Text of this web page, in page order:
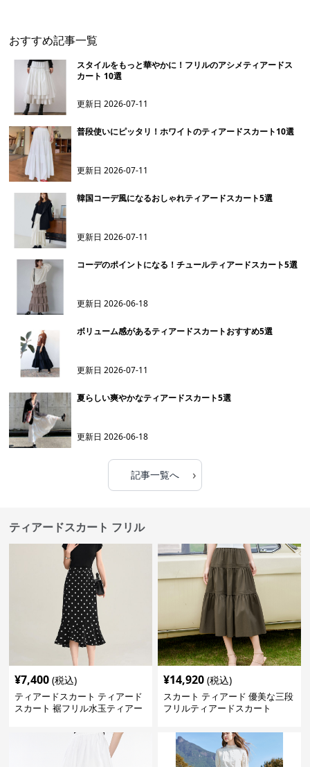
おすすめ記事一覧
スタイルをもっと華やかに！フリルのアシメティアードス
カート 10選
更新日2026-07-11
普段使いにピッタリ！ホワイトのティアードスカート10選
更新日2026-07-11
韓国コーデ風になるおしゃれティアードスカート5選
更新日2026-07-11
コーデのポイントになる！チュールティアードスカート5選
更新日2026-06-18
ボリューム感があるティアードスカートおすすめ5選
更新日2026-07-11
夏らしい爽やかなティアードスカート5選
更新日2026-06-18
記事一覧へ ›
ティアードスカート フリル
¥7,400 (税込)
ティアードスカート ティアード
スカート 裾フリル水玉ティアー
¥14,920 (税込)
スカート ティアード 優美な三段
フリルティアードスカート